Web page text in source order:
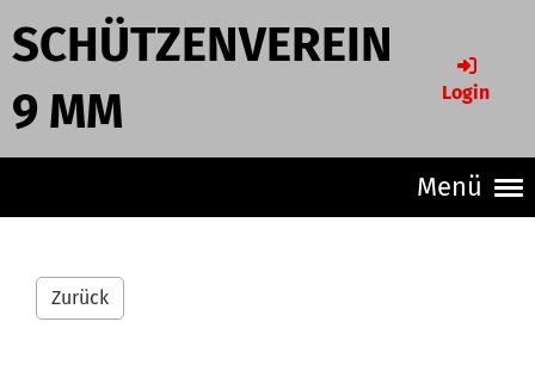
SCHÜTZENVEREIN
9 MM
Login
Menü
Zurück